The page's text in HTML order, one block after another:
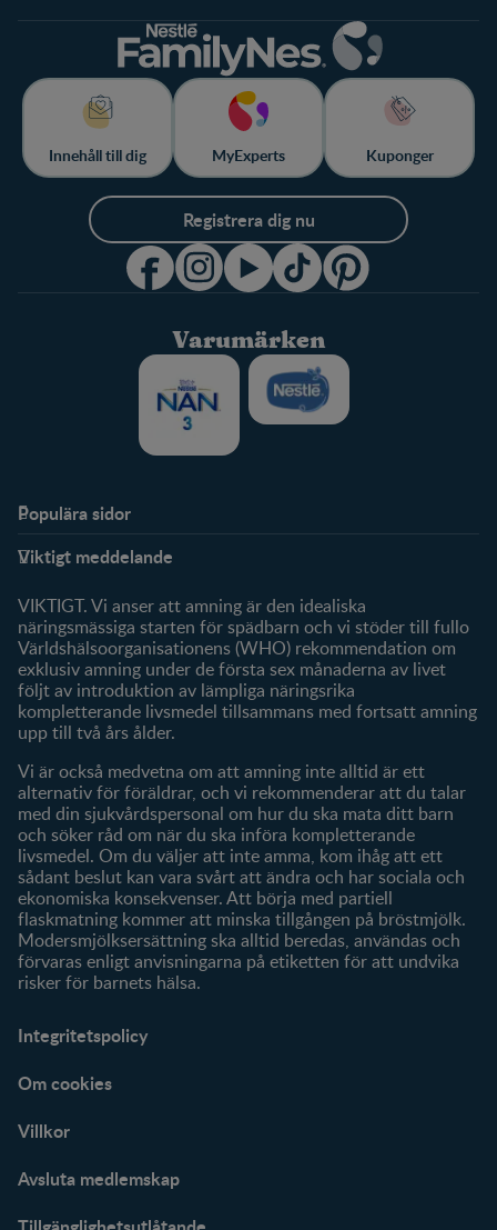
Innehåll till dig MyExperts Kuponger
Registrera dig nu
Varumärken
Populära sidor
FAQ
Om oss
Fråga våra experter
Klubbförmåner
Mitt konto
Produkter
Våra varumärken
Viktigt meddelande
VIKTIGT. Vi anser att amning är den idealiska
näringsmässiga starten för spädbarn och vi stöder till fullo
Världshälsoorganisationens (WHO) rekommendation om
exklusiv amning under de första sex månaderna av livet
följt av introduktion av lämpliga näringsrika
kompletterande livsmedel tillsammans med fortsatt amning
upp till två års ålder.
Vi är också medvetna om att amning inte alltid är ett
alternativ för föräldrar, och vi rekommenderar att du talar
med din sjukvårdspersonal om hur du ska mata ditt barn
och söker råd om när du ska införa kompletterande
livsmedel. Om du väljer att inte amma, kom ihåg att ett
sådant beslut kan vara svårt att ändra och har sociala och
ekonomiska konsekvenser. Att börja med partiell
flaskmatning kommer att minska tillgången på bröstmjölk.
Modersmjölksersättning ska alltid beredas, användas och
förvaras enligt anvisningarna på etiketten för att undvika
risker för barnets hälsa.
Integritetspolicy
Om cookies
Villkor
Avsluta medlemskap